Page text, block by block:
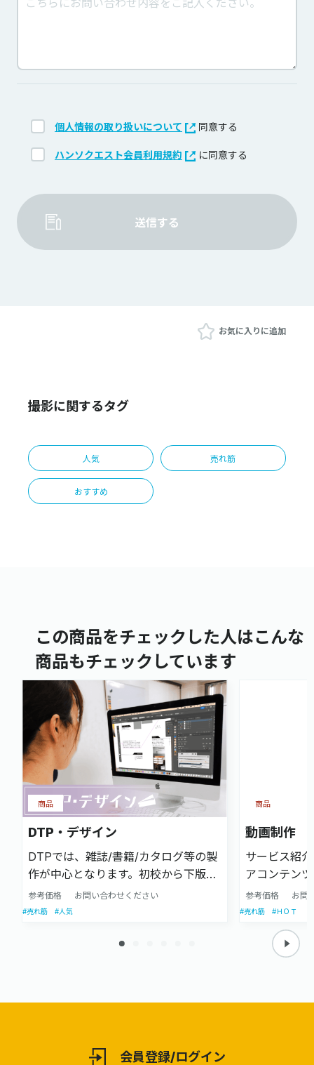
個人情報の取り扱いについて 同意する
ハンソクエスト会員利用規約 に同意する
送信する
お気に入りに追加
撮影に関するタグ
人気 売れ筋
おすすめ
この商品をチェックした人はこんな
商品もチェックしています
DTP・デザイン
DTPでは、雑誌/書籍/カタログ等の製
作が中心となります。初校から下版ま
で一貫した作業を行い、限られた時間
の中で、より質の高い商品をお客様に
います。 デザインでは、雑誌誌面・表
参考価格 お問い合わせください
商品
#売れ筋 #人気
動画制作
サービス紹
アコンテン
用目的や場
提供します
からの対応
参考価格 お問
商品
#売れ筋 #ＨＯＴ
会員登録/ログイン